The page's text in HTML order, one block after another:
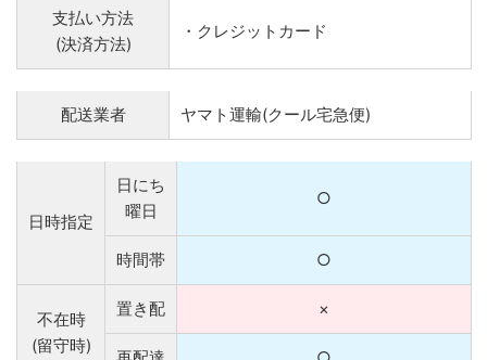
支払い方法
(決済方法)
・クレジットカード
配送業者 ヤマト運輸(クール宅急便)
日時指定
日にち
曜日
○
時間帯 ○
不在時
(留守時)
置き配 ×